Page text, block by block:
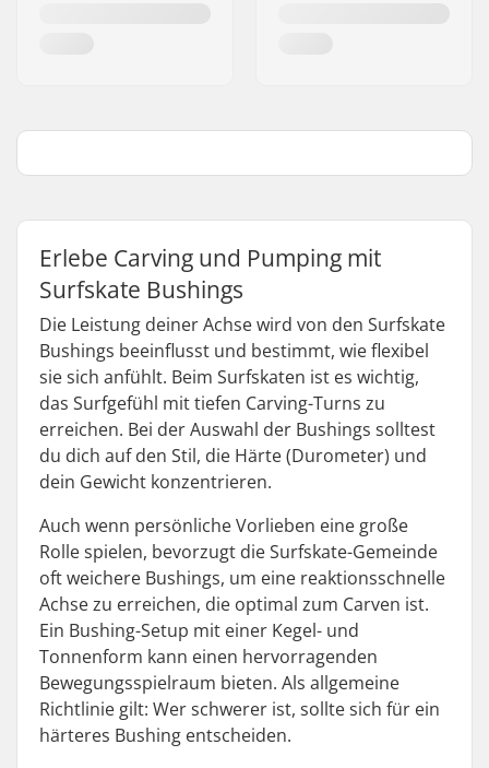
Erlebe Carving und Pumping mit
Surfskate Bushings
Die Leistung deiner Achse wird von den Surfskate
Bushings beeinflusst und bestimmt, wie flexibel
sie sich anfühlt. Beim Surfskaten ist es wichtig,
das Surfgefühl mit tiefen Carving-Turns zu
erreichen. Bei der Auswahl der Bushings solltest
du dich auf den Stil, die Härte (Durometer) und
dein Gewicht konzentrieren.
Auch wenn persönliche Vorlieben eine große
Rolle spielen, bevorzugt die Surfskate-Gemeinde
oft weichere Bushings, um eine reaktionsschnelle
Achse zu erreichen, die optimal zum Carven ist.
Ein Bushing-Setup mit einer Kegel- und
Tonnenform kann einen hervorragenden
Bewegungsspielraum bieten. Als allgemeine
Richtlinie gilt: Wer schwerer ist, sollte sich für ein
härteres Bushing entscheiden.